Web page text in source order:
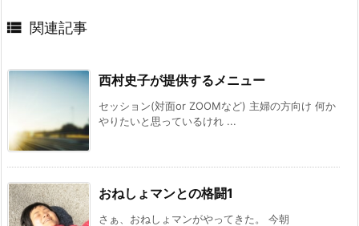
 関連記事
西村史子が提供するメニュー
セッション(対面or ZOOMなど) 主婦の方向け 何か
やりたいと思っているけれ ...
おねしょマンとの格闘1
さぁ、おねしょマンがやってきた。 今朝